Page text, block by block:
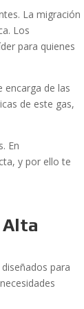
La migración
Los
para quienes
encarga de las
de este gas,
En
y por ello te
Alta
diseñados para